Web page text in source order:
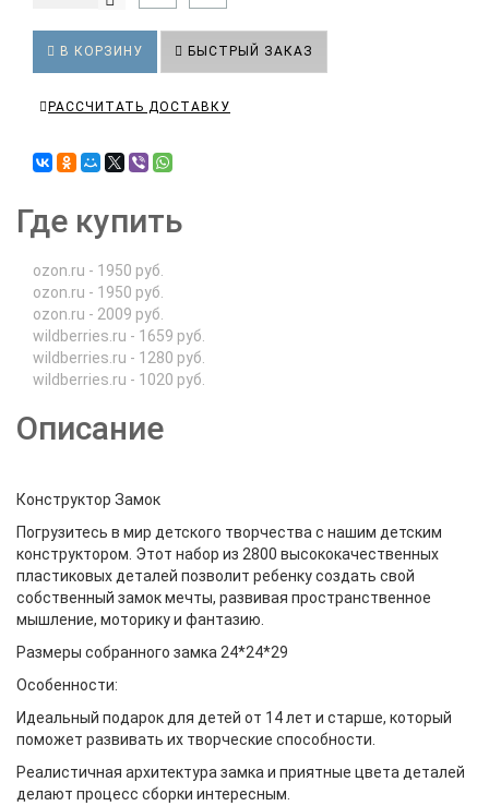
В КОРЗИНУ БЫСТРЫЙ ЗАКАЗ
РАССЧИТАТЬ ДОСТАВКУ
Где купить
ozon.ru - 1950 руб.
ozon.ru - 1950 руб.
ozon.ru - 2009 руб.
wildberries.ru - 1659 руб.
wildberries.ru - 1280 руб.
wildberries.ru - 1020 руб.
Описание
Конструктор Замок
Погрузитесь в мир детского творчества с нашим детским
конструктором. Этот набор из 2800 высококачественных
пластиковых деталей позволит ребенку создать свой
собственный замок мечты, развивая пространственное
мышление, моторику и фантазию.
Размеры собранного замка 24*24*29
Особенности:
Идеальный подарок для детей от 14 лет и старше, который
поможет развивать их творческие способности.
Реалистичная архитектура замка и приятные цвета деталей
делают процесс сборки интересным.